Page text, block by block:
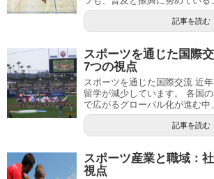
記事を読む
スポーツを通じた国際
7つの視点
スポーツを通じた国際交流 近
留学が減少しています。 各国
で広がるグローバル化が進む中
記事を読む
スポーツ産業と職域：
視点